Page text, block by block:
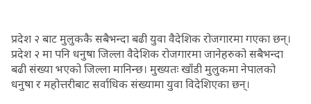
प्रदेश २ बाट मुलुककै सबैभन्दा बढी युवा वैदेशिक रोजगारमा गएका छन्।
प्रदेश २ मा पनि धनुषा जिल्ला वैदेशिक रोजगारमा जानेहरुको सबैभन्दा
बढी संख्या भएको जिल्ला मानिन्छ। मुख्यतः खाँडी मुलुकमा नेपालको
धनुषा र महोत्तरीबाट सर्वाधिक संख्यामा युवा विदेशिएका छन्।